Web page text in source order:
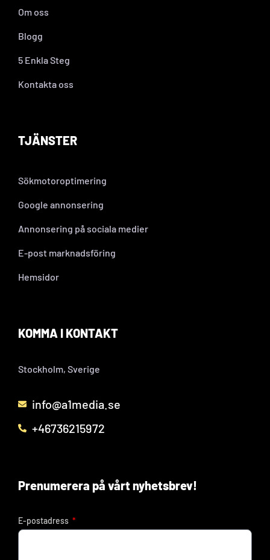
Om oss
Blogg
5 Enkla Steg
Kontakta oss
TJÄNSTER
Sökmotoroptimering
Google annonsering
Annonsering på sociala medier
E-post marknadsföring
Hemsidor
KOMMA I KONTAKT
Stockholm, Sverige
info@a1media.se
+46736215972
Prenumerera på vårt nyhetsbrev!
E-postadress